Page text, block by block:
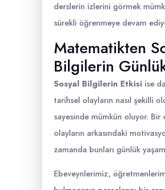
derslerin izlerini görmek
sürekli öğrenmeye devam
Matematikten
Bilgilerin
Sosyal Bilgilerin Etkisi ise
tarihsel olayların nasıl şekilli
sayesinde mümkün oluyor.
olayların arkasındaki
zamanda bunları günlük
Ebeveynlerimiz,